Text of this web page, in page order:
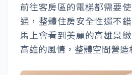
前往客房區的電梯都需要
通，整體住房安全性還不
馬上會看到美麗的高雄景
高雄的風情，整體空間營造